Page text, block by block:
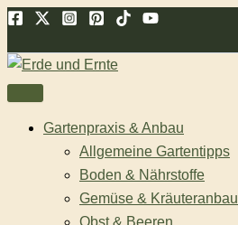
Zum
springen
Gartenpraxis & Anbau
Allgemeine Gartentipps
Boden & Nährstoffe
Gemüse & Kräuteranbau
Obst & Beeren